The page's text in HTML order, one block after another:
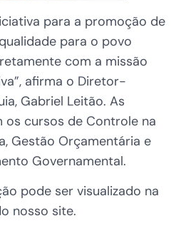
para a promoção de
para o povo
com a missão
afirma o Diretor-
Gabriel Leitão. As
os cursos de Controle na
Gestão Orçamentária e
Governamental.
pode ser visualizado na
nosso site.